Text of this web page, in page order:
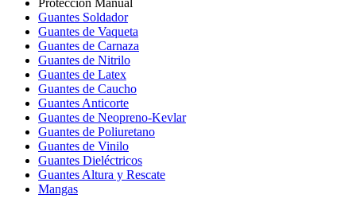
Proteccion Manual
Guantes Soldador
Guantes de Vaqueta
Guantes de Carnaza
Guantes de Nitrilo
Guantes de Latex
Guantes de Caucho
Guantes Anticorte
Guantes de Neopreno-Kevlar
Guantes de Poliuretano
Guantes de Vinilo
Guantes Dieléctricos
Guantes Altura y Rescate
Mangas